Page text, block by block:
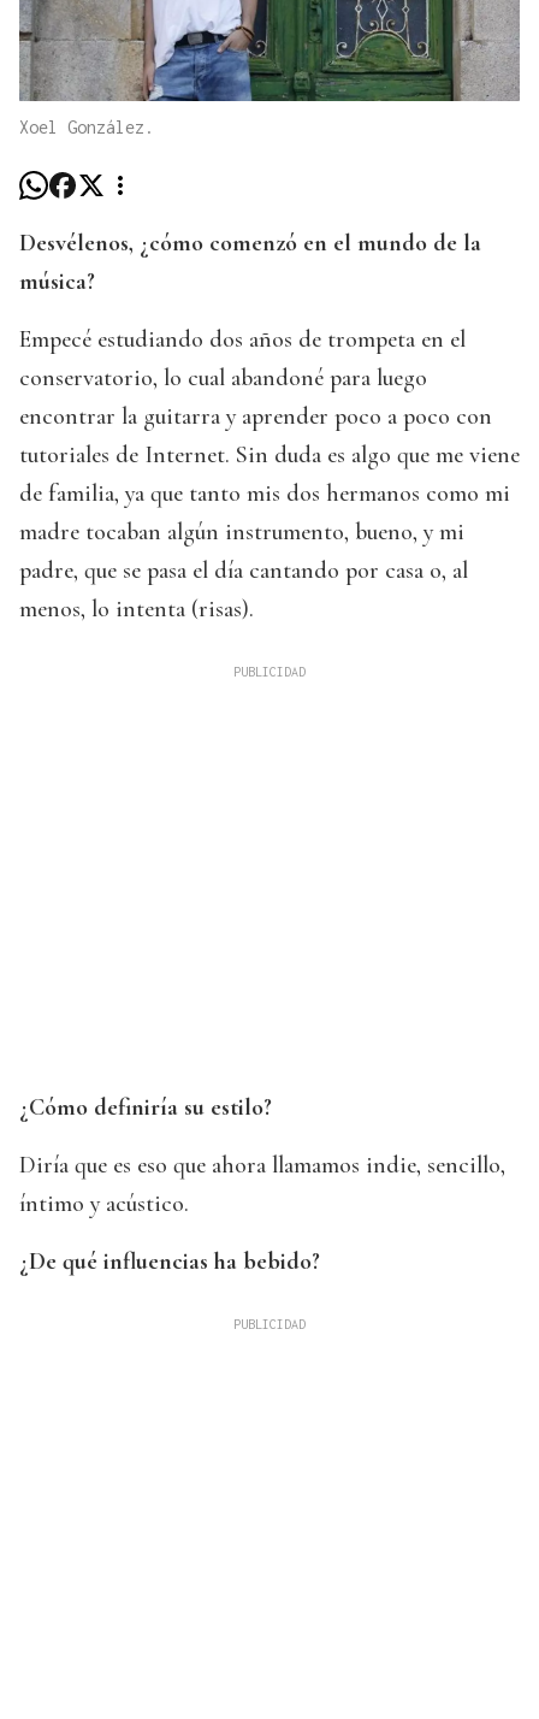
Xoel González.
Desvélenos, ¿cómo comenzó en el mundo de la
música?
Empecé estudiando dos años de trompeta en el
conservatorio, lo cual abandoné para luego
encontrar la guitarra y aprender poco a poco con
tutoriales de Internet. Sin duda es algo que me viene
de familia, ya que tanto mis dos hermanos como mi
madre tocaban algún instrumento, bueno, y mi
padre, que se pasa el día cantando por casa o, al
menos, lo intenta (risas).
¿Cómo definiría su estilo?
Diría que es eso que ahora llamamos indie, sencillo,
íntimo y acústico.
¿De qué influencias ha bebido?